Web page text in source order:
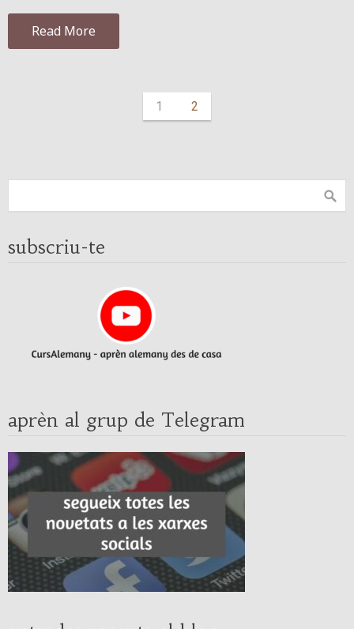
Read More
1 2
subscriu-te
aprèn al grup de Telegram